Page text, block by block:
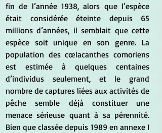
fin de l’année 1938, alors que l’espèce
était considérée éteinte depuis 65
millions d’années, il semblait que cette
espèce soit unique en son genre. La
population des cœlacanthes comoriens
est estimée à quelques centaines
d’individus seulement, et le grand
nombre de captures liées aux activités de
pêche semble déjà constituer une
menace sérieuse quant à sa pérennité.
Bien que classée depuis 1989 en annexe I